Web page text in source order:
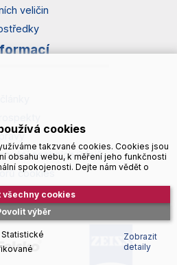
veličin
osobních údajů
cookies
cookies
takzvané cookies. Cookies jsou
obsahu webu, k měření jeho funkčnosti
spokojenosti. Dejte nám vědět o
Povolit výběr
všechny cookies
Statistické
Zobrazit
detaily